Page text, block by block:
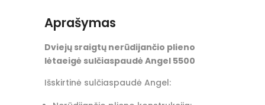
Aprašymas
Dviejų sraigtų nerūdijančio plieno
lėtaeigė sulčiaspaudė Angel 5500
Išskirtinė sulčiaspaudė Angel: